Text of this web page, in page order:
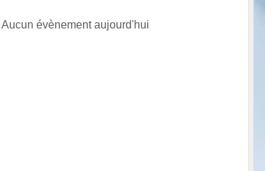
Aucun évènement aujourd'hui